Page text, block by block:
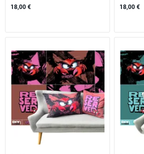
18,00 € 18,00 €